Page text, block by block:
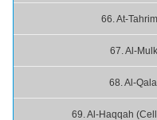
66. At-
67. Al-
68. Al-
69. Al-Haqqah